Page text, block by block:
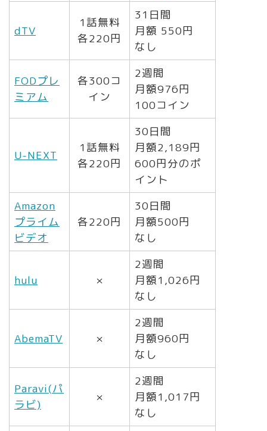
dTV
1話無料
各220円
31日間
月額 550円
なし
FODプレ
ミアム
各300コ
イン
2週間
月額976円
100コイン
U-NEXT
1話無料
各220円
30日間
月額2,189円
600円分のポ
イント
Amazon
プライム
ビデオ
各220円
30日間
月額500円
なし
hulu ×
2週間
月額1,026円
なし
AbemaTV ×
2週間
月額960円
なし
Paravi(パ
ラビ)
×
2週間
月額1,017円
なし